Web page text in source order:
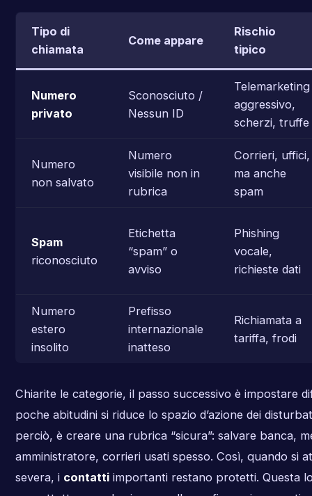
Tipo di
chiamata
Come appare
Rischio
tipico
Numero
privato
Sconosciuto /
Nessun ID
Telemarketing
aggressivo,
scherzi, truffe
Numero
non salvato
Numero
visibile non in
rubrica
Corrieri, uffici,
ma anche
spam
Spam
riconosciuto
Etichetta
“spam” o
avviso
Phishing
vocale,
richieste dati
Numero
estero
insolito
Prefisso
internazionale
inatteso
Richiamata a
tariffa, frodi
Chiarite le categorie, il passo successivo è impostare
poche abitudini si riduce lo spazio d’azione dei
perciò, è creare una rubrica “sicura”: salvare banca,
amministratore, corrieri usati spesso. Così, quando si
severa, i contattiimportanti restano protetti. Questa